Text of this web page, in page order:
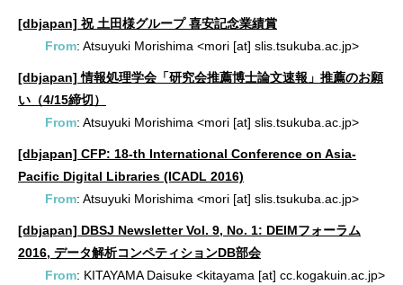
[dbjapan] 祝 土田様グループ 喜安記念業績賞
From: Atsuyuki Morishima <mori [at] slis.tsukuba.ac.jp>
[dbjapan] 情報処理学会「研究会推薦博士論文速報」推薦のお願
い（4/15締切）
From: Atsuyuki Morishima <mori [at] slis.tsukuba.ac.jp>
[dbjapan] CFP: 18-th International Conference on Asia-
Pacific Digital Libraries (ICADL 2016)
From: Atsuyuki Morishima <mori [at] slis.tsukuba.ac.jp>
[dbjapan] DBSJ Newsletter Vol. 9, No. 1: DEIMフォーラム
2016, データ解析コンペティションDB部会
From: KITAYAMA Daisuke <kitayama [at] cc.kogakuin.ac.jp>